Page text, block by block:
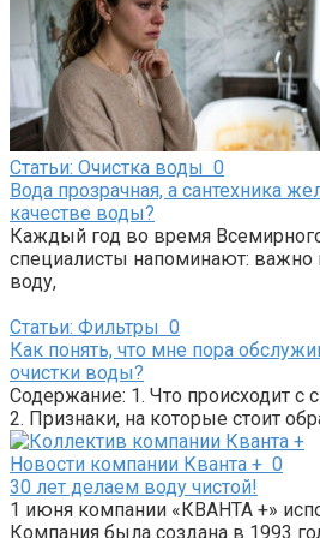
Статьи: Очистка воды 0
Вода прозрачная, а сантехника
качестве воды?
Каждый год во время
специалисты напоминают: важно
воду,
Статьи: Фильтры 0
Как понять, что мне пора
очистки воды?
Содержание: 1. Что происходит с
2. Признаки, на которые стоит
Новости компании Кванта + 0
30 лет делаем воду чистой!
1 июня компании «КВАНТА +»
Компания была создана в 1993